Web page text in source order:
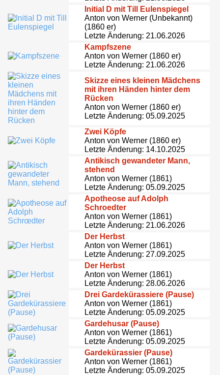
Initial D mit Till Eulenspiegel
Anton von Werner (Unbekannt)
(1860 er)
Letzte Änderung: 21.06.2026
Kampfszene
Anton von Werner (1860 er)
Letzte Änderung: 21.06.2026
Skizze eines kleinen Mädchens
mit ihren Händen hinter dem
Rücken
Anton von Werner (1860 er)
Letzte Änderung: 05.09.2025
Zwei Köpfe
Anton von Werner (1860 er)
Letzte Änderung: 14.10.2025
Antikisch gewandeter Mann,
stehend
Anton von Werner (1861)
Letzte Änderung: 05.09.2025
Apotheose auf Adolph
Schroedter
Anton von Werner (1861)
Letzte Änderung: 21.06.2026
Der Herbst
Anton von Werner (1861)
Letzte Änderung: 27.09.2025
Der Herbst
Anton von Werner (1861)
Letzte Änderung: 28.06.2026
Drei Gardekürassiere (Pause)
Anton von Werner (1861)
Letzte Änderung: 05.09.2025
Gardehusar (Pause)
Anton von Werner (1861)
Letzte Änderung: 05.09.2025
Gardekürassier (Pause)
Anton von Werner (1861)
Letzte Änderung: 05.09.2025